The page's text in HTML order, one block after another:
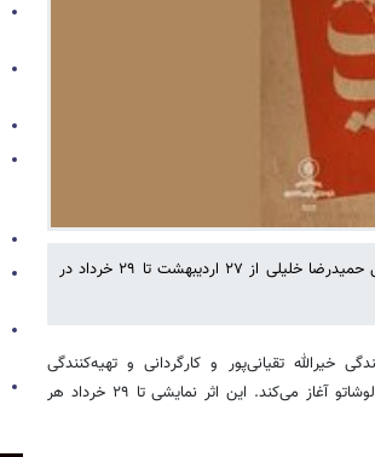
نمایش «طوروپِ طرب» به نویسندگی خیرالله تقیانی‌پور و کارگردانی حمیدرضا خلیلی از ۲۷ اردیبهشت تا ۲۹ خرداد در
خیرالله تقیانی‌پور و کارگردانی و تهیه‌کنندگی
حمیدرضا خلیلی از ۲۷ اردیبهشت‌ماه اجرای خود را در عمارت نوفل‌لوشاتو آغاز می‌کند. این اثر نمایشی تا ۲۹ خرداد هر